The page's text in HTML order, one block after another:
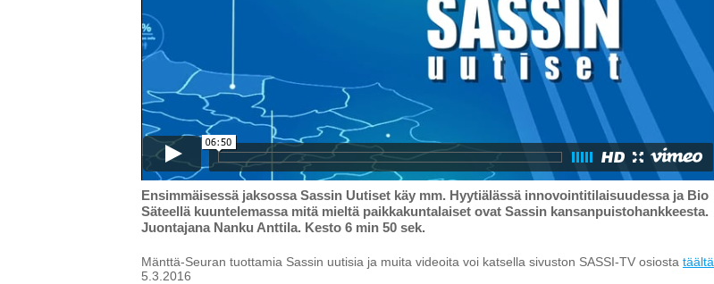
Ensimmäisessä jaksossa Sassin Uutiset käy mm. Hyytiälässä innovointitilaisuudessa ja Bio
Säteellä kuuntelemassa mitä mieltä paikkakuntalaiset ovat Sassin kansanpuistohankkeesta.
Juontajana Nanku Anttila. Kesto 6 min 50 sek.
Mänttä-Seuran tuottamia Sassin uutisia ja muita videoita voi katsella sivuston SASSI-TV osiosta täältä
5.3.2016